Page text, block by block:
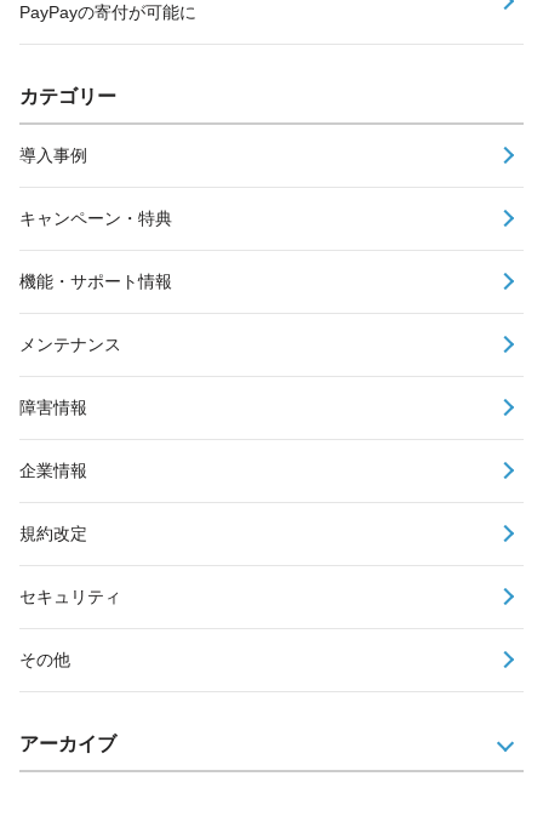
PayPayの寄付が可能に
カテゴリー
導入事例
キャンペーン・特典
機能・サポート情報
メンテナンス
障害情報
企業情報
規約改定
セキュリティ
その他
アーカイブ